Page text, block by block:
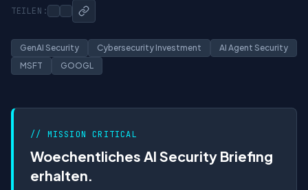
TEILEN:
GenAI Security Cybersecurity Investment
AI Agent Security
MSFT
GOOGL
// MISSION CRITICAL
Woechentliches AI Security Briefing
erhalten.